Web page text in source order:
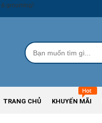
grooming!
TRANG CHỦ KHUYẾN MÃI